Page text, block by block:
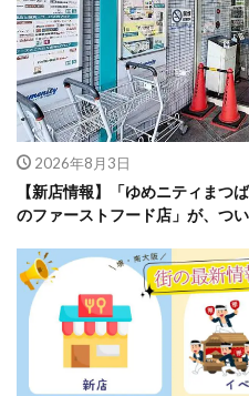
2026年8月3日
【新店情報】「ゆめニティまつ
のファーストフード店」が、つ